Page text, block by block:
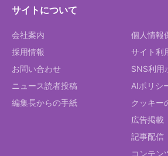
サイトについて
会社案内
採用情報
お問い合わせ
ニュース読者投稿
編集長からの手紙
個人情報
サイト利
SNS利用
AIポリシ
クッキー
広告掲載
記事配信
コンテン